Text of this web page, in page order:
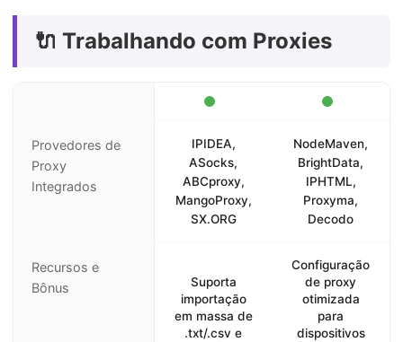
🔌 Trabalhando com Proxies
Provedores de
Proxy
Integrados
IPIDEA,
ASocks,
ABCproxy,
MangoProxy,
SX.ORG
NodeMaven,
BrightData,
IPHTML,
Proxyma,
Decodo
Recursos e
Bônus
Suporta
importação
em massa de
.txt/.csv e
Configuração
de proxy
otimizada
para
dispositivos